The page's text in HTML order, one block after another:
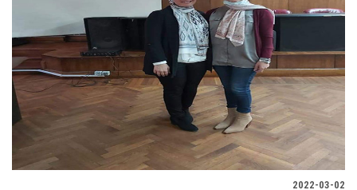
2022-03-02